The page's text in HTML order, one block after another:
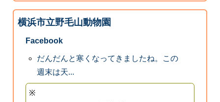
横浜市立野毛山動物園
Facebook
だんだんと寒くなってきましたね。この
週末は天...
※